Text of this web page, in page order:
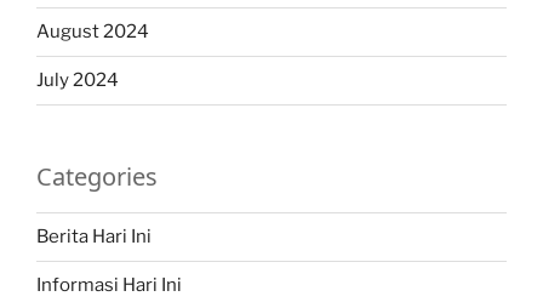
August 2024
July 2024
Categories
Berita Hari Ini
Informasi Hari Ini